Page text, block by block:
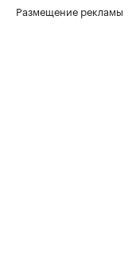
Размещение рекламы